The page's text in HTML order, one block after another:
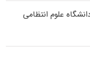
ﻋﻠﻮم انتظامی